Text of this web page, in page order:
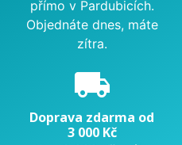
přímo v Pardubicích.
Objednáte dnes, máte
zítra.
local_shipping
Doprava zdarma od
3 000 Kč